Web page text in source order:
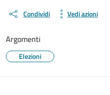
Condividi Vedi azioni
Argomenti
Elezioni